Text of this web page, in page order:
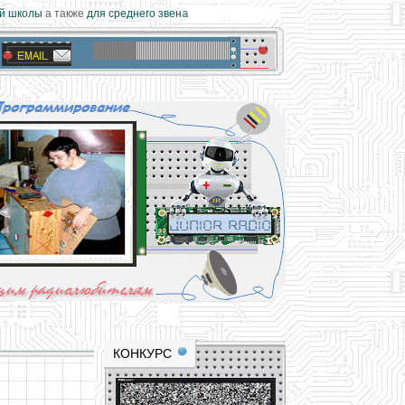
школыа такжедля среднего звена
resource for young and novice hams
and professional experience
КОНКУРС